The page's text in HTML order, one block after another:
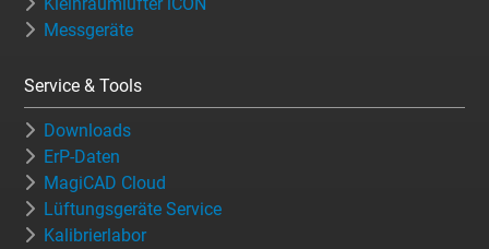
Messgeräte
Service & Tools
Downloads
ErP-Daten
MagiCAD Cloud
Lüftungsgeräte Service
Kalibrierlabor